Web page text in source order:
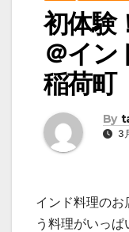
初体験
＠イ
稲荷町
By
3
インド料理の
う料理がいっぱ